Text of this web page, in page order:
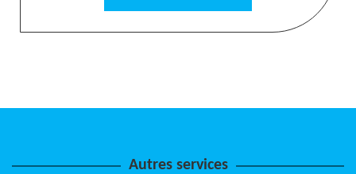
Autres services